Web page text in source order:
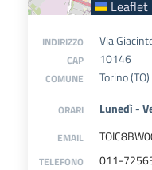
Leaflet
INDIRIZZO Via
CAP 10146
COMUNE Torino (TO)
ORARI Lunedì -
EMAIL
TELEFONO
011-